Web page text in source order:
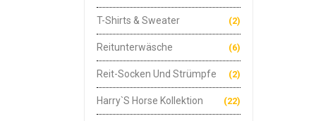
(2)
T-Shirts & Sweater
(6)
Reitunterwäsche
(2)
Reit-Socken Und Strümpfe
(22)
Harry`s Horse Kollektion